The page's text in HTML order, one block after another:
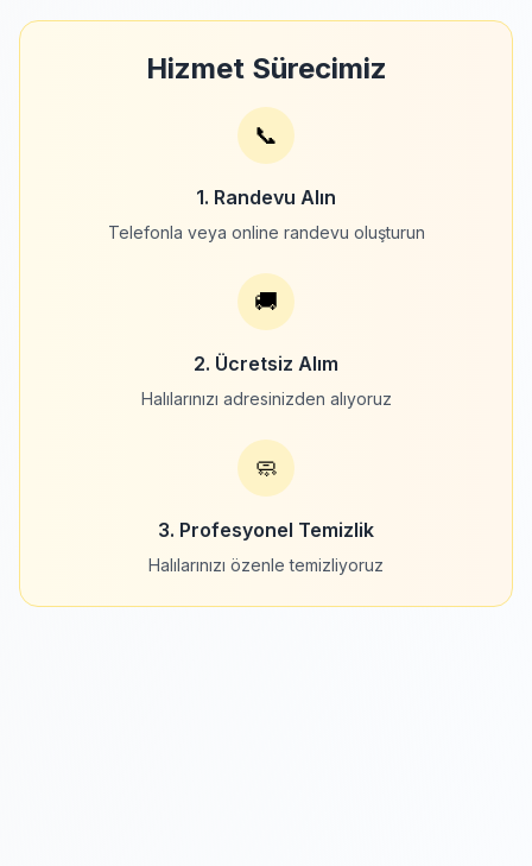
Hizmet Sürecimiz
📞
1. Randevu Alın
Telefonla veya online randevu oluşturun
🚚
2. Ücretsiz Alım
Halılarınızı adresinizden alıyoruz
🧼
3. Profesyonel Temizlik
Halılarınızı özenle temizliyoruz